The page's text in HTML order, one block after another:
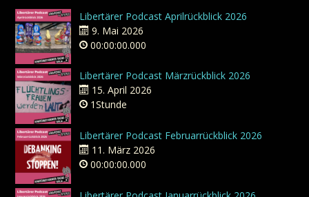
Libertärer Podcast Aprilrückblick 2026
9. Mai 2026
00:00:00.000
Libertärer Podcast Märzrückblick 2026
15. April 2026
1Stunde
Libertärer Podcast Februarrückblick 2026
11. März 2026
00:00:00.000